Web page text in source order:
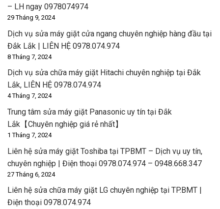
– LH ngay 0978074974
29 Tháng 9, 2024
Dịch vụ sửa máy giặt cửa ngang chuyên nghiệp hàng đầu tại
Đắk Lắk | LIÊN HỆ 0978.074.974
8 Tháng 7, 2024
Dịch vụ sửa chữa máy giặt Hitachi chuyên nghiệp tại Đắk
Lắk, LIÊN HỆ 0978.074.974
4 Tháng 7, 2024
Trung tâm sửa máy giặt Panasonic uy tín tại Đắk
Lắk【Chuyên nghiệp giá rẻ nhất】
1 Tháng 7, 2024
Liên hệ sửa máy giặt Toshiba tại TPBMT – Dịch vụ uy tín,
chuyên nghiệp | Điện thoại 0978.074.974 – 0948.668.347
27 Tháng 6, 2024
Liên hệ sửa chữa máy giặt LG chuyên nghiệp tại TP.BMT |
Điện thoại 0978.074.974